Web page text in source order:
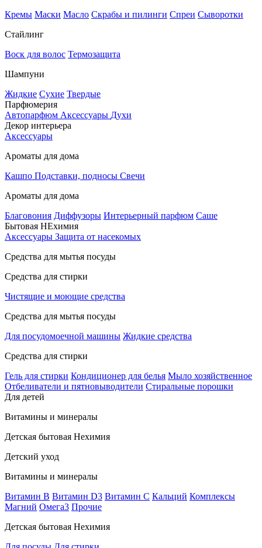
Кремы Маски Масло Скрабы и пилинги Спреи Сыворотки
Стайлинг
Воск для волос Термозащита
Шампуни
Жидкие Сухие Твердые
Парфюмерия
Автопарфюм Аксессуары Духи
Декор интерьера
Аксессуары
Ароматы для дома
Кашпо Подставки, подносы Свечи
Ароматы для дома
Благовония Диффузоры Интерьерный парфюм Саше
Бытовая НЕхимия
Аксессуары Защита от насекомых
Средства для мытья посуды
Средства для стирки
Чистящие и моющие средства
Средства для мытья посуды
Для посудомоечной машины Жидкие средства
Средства для стирки
Гель для стирки Кондиционер для белья Мыло хозяйственное
Отбеливатели и пятновыводители Стиральные порошки
Для детей
Витамины и минералы
Детская бытовая Нехимия
Детский уход
Витамины и минералы
Витамин В Витамин D3 Витамин С Кальций Комплексы
Магний Омега3 Прочие
Детская бытовая Нехимия